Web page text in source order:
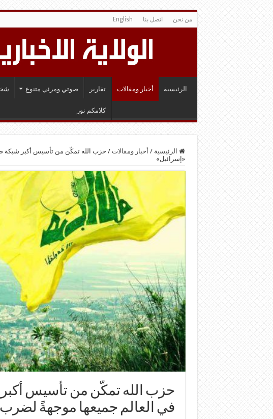
من نحن اتصل بنا English
الرئيسية أخبار ومقالات تقارير صوتي ومرئي متنوع
كلامكم نور
الرئيسية / أخبار ومقالات / حزب الله تمكّن من تأسيس أكبر شبكة
«إسرائيل»
حزب الله تمكّن من تأسيس
في العالم جميعها موجهةً لضرب